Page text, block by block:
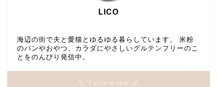
LICO
海辺の街で夫と愛猫とゆるゆる暮らしています。 米粉
のパンやおやつ、カラダにやさしいグルテンフリーのこ
とをのんびり発信中。
＼ Follow me ／